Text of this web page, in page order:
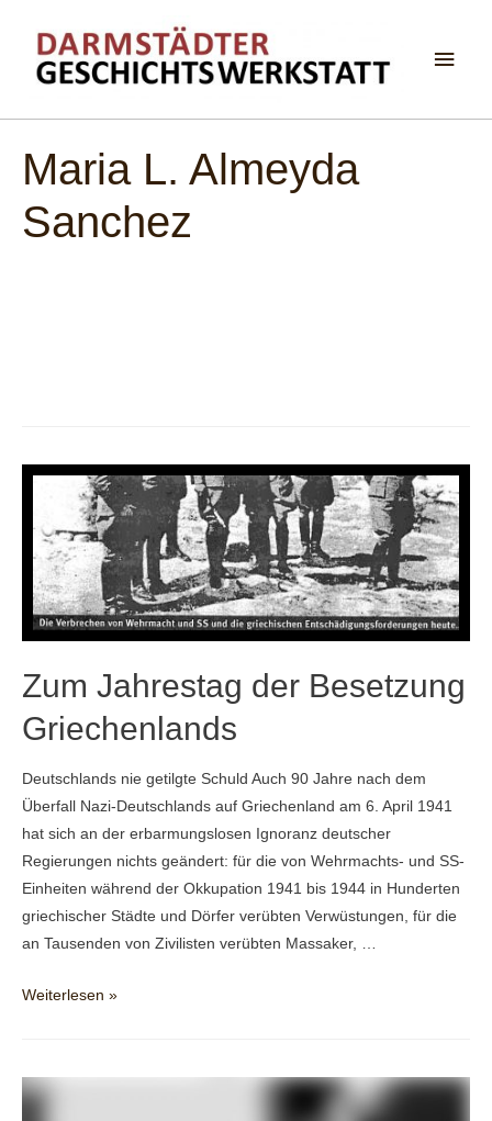
Maria L. Almeyda
Sanchez
Zum Jahrestag der Besetzung
Griechenlands
Deutschlands nie getilgte Schuld Auch 90 Jahre nach dem
Überfall Nazi-Deutschlands auf Griechenland am 6. April 1941
hat sich an der erbarmungslosen Ignoranz deutscher
Regierungen nichts geändert: für die von Wehrmachts- und SS-
Einheiten während der Okkupation 1941 bis 1944 in Hunderten
griechischer Städte und Dörfer verübten Verwüstungen, für die
an Tausenden von Zivilisten verübten Massaker, …
Zum
Besetzung
Griechenlands
Weiterlesen »